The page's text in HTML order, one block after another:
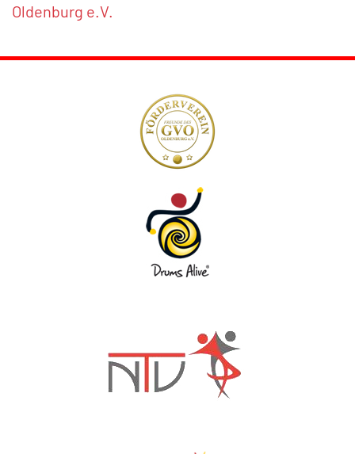
Oldenburg e.V.